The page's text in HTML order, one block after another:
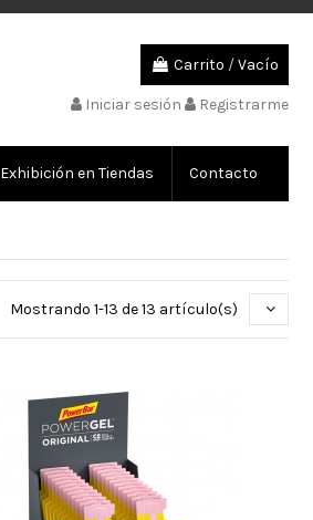
Carrito /Vacío
Iniciar sesión Registrarme
Exhibición en Tiendas Contacto
Mostrando 1-13 de 13 artículo(s)